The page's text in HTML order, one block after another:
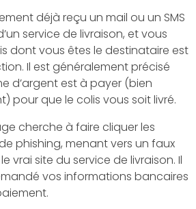
déjà reçu un mail ou un SMS
service de livraison, et vous
dont vous êtes le destinataire est
Il est généralement précisé
d’argent est à payer (bien
pour que le colis vous soit livré.
cherche à faire cliquer les
phishing, menant vers un faux
vrai site du service de livraison. Il
vos informations bancaires